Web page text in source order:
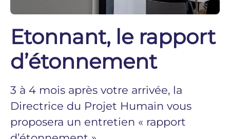
Etonnant, le rapport
d’étonnement
3 à 4 mois après votre arrivée, la
Directrice du Projet Humain vous
proposera un entretien « rapport